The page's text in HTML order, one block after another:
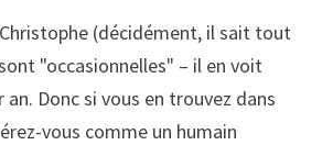
(décidément, il sait tout
"occasionnelles" – il en voit
Donc si vous en trouvez dans
vous comme un humain